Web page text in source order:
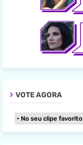
VOTE AGORA
No seu clipe favorito